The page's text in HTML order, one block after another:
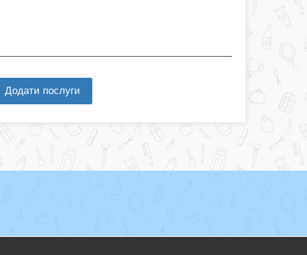
Додати послуги